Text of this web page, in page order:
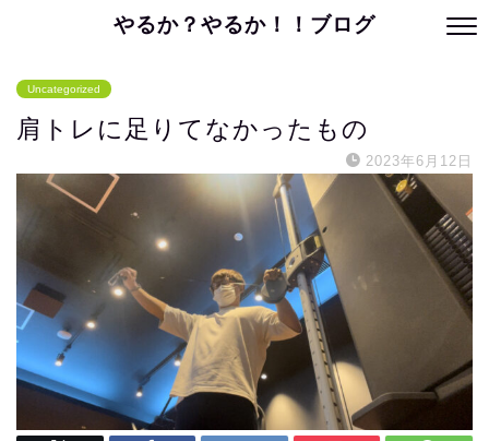
やるか？やるか！！ブログ
Uncategorized
肩トレに足りてなかったもの
2023年6月12日